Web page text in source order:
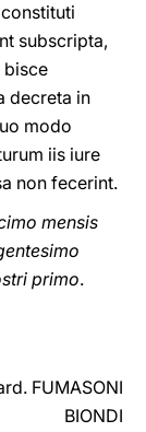
subscripta,
bisce
decreta in
modo
iis iure
non fecerint.
mensis
primo.
FUMASONI
BIONDI